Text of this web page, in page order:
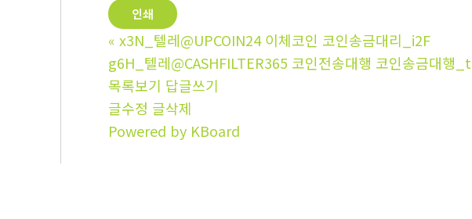
인쇄
« x3N_텔레@UPCOIN24 이체코인 코인송금대리_i2F
g6H_텔레@CASHFILTER365 코인전송대행 코인송금대행
목록보기 답글쓰기
글수정 글삭제
Powered by KBoard